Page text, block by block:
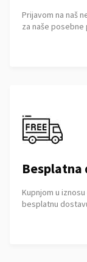
Prijavom na naš
za naše
Besplatna
Kupnjom u
besplatnu